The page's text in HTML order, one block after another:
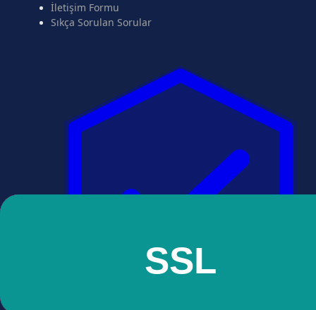
İletişim Formu
Sıkça Sorulan Sorular